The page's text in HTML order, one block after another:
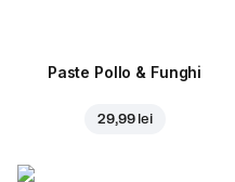
Paste Pollo & Funghi
29,99 lei